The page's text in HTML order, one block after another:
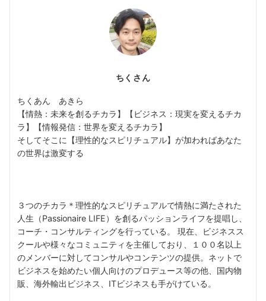
ちくさん
ちくあん あきら
【情熱：未来を創るチカラ】【ビジネス：現実を変えるチカ
ラ】【情報発信：世界を変えるチカラ】
そしてそこに【理性的なスピリチュアル】が加わればあなた
の世界は激変する
３つのチカラ＊理性的なスピリチュアルで情熱に満たされた
人生（Passionaire LIFE）を創るパッションライフを提唱し、
コーチ・コンサルティングを行っている。 現在、ビジネスス
クールや様々なコミュニティを主催しており、１００名以上
のメンバーに対してコンサルやコンテンツの提供。ネットで
ビジネスを始めたい個人向けのプロデュース等の他、国内物
販、海外輸出ビジネス、ITビジネスも手がけている。